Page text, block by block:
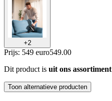
+2
Prijs: 549 euro549.00
Dit product is uit ons assortiment
Toon alternatieve producten